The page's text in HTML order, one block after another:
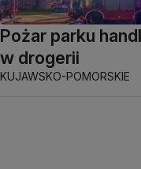
Pożar parku
w drogerii
KUJAWSKO-POMORSKIE